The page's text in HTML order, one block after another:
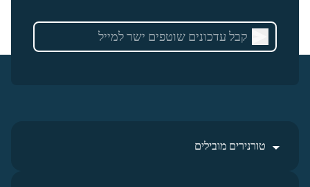
טורנירים מובילים